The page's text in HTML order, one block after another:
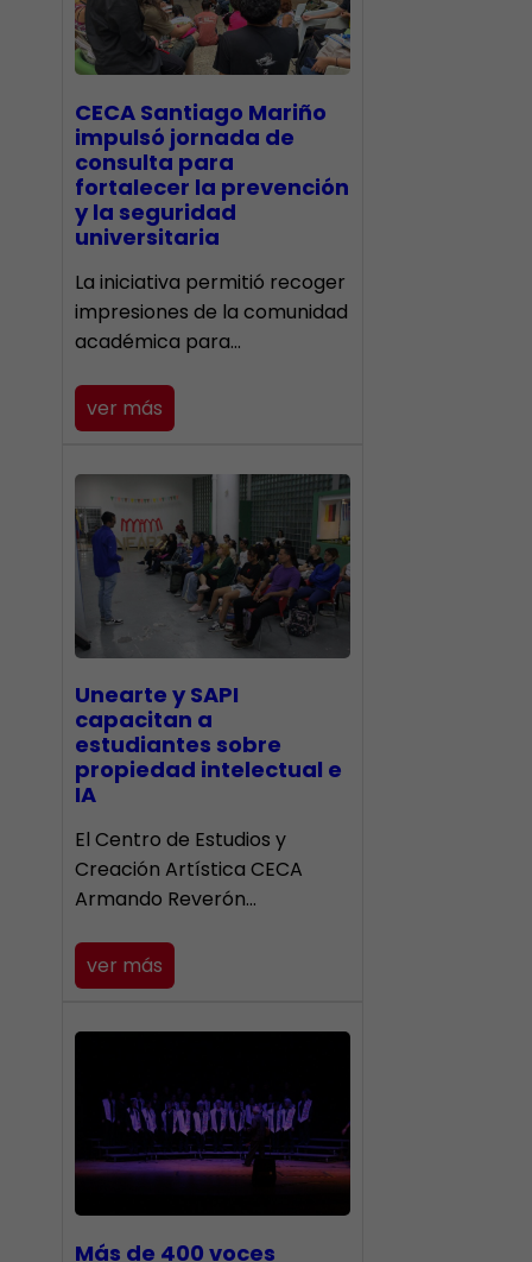
CECA Santiago Mariño
impulsó jornada de
consulta para
fortalecer la prevención
y la seguridad
universitaria
La iniciativa permitió recoger
impresiones de la comunidad
académica para…
ver más
Unearte y SAPI
capacitan a
estudiantes sobre
propiedad intelectual e
IA
El Centro de Estudios y
Creación Artística CECA
Armando Reverón…
ver más
Más de 400 voces